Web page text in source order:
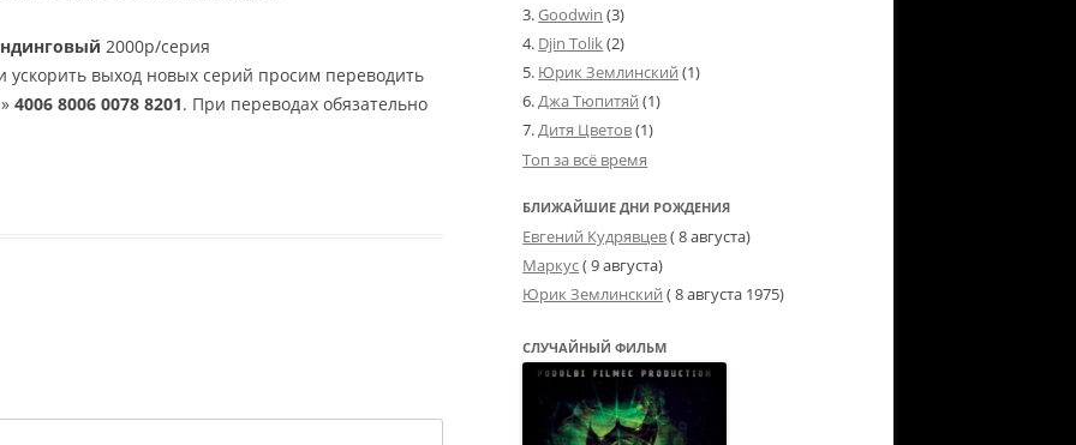
2000р/серия
выход новых серий просим переводить
4006 8006 0078 8201. При переводах обязательно
Goodwin (3)
Djin Tolik(2)
Юрик Землинский (1)
Джа Тюпитяй (1)
Дитя Цветов(1)
Топ за всё время
БЛИЖАЙШИЕ ДНИ РОЖДЕНИЯ
Евгений Кудрявцев( 8 августа)
Маркус( 9 августа)
Юрик Землинский (8 августа 1975)
СЛУЧАЙНЫЙ ФИЛЬМ